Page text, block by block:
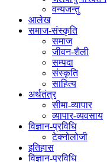
वन्यजन्तु
आलेख
समाज-संस्कृति
समाज
जीवन-शैली
सम्पदा
संस्कृति
साहित्य
अर्थतंत्र
सीमा-व्यापार
व्यापार-व्यवसाय
विज्ञान-प्रविधि
टेक्नोलोजी
इतिहास
विज्ञान-प्रविधि